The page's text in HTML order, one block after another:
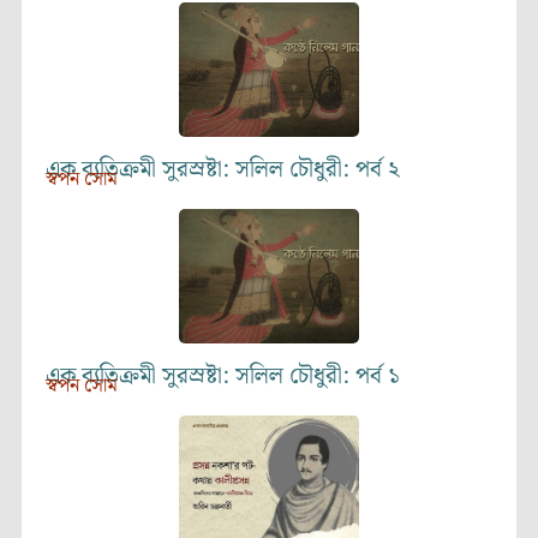
এক ব্যতিক্রমী সুরস্রষ্টা: সলিল চৌধুরী: পর্ব ২
স্বপন সোম
এক ব্যতিক্রমী সুরস্রষ্টা: সলিল চৌধুরী: পর্ব ১
স্বপন সোম